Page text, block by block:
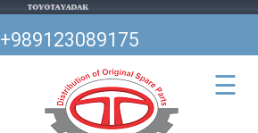
+989123089175
☰